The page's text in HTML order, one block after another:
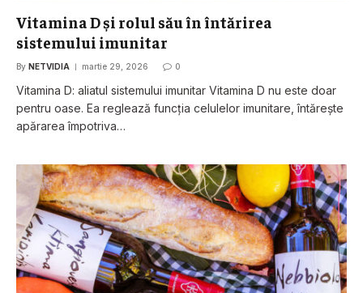
Vitamina D și rolul său în întărirea
sistemului imunitar
By NETVIDIA martie 29, 2026 0
Vitamina D: aliatul sistemului imunitar Vitamina D nu este doar
pentru oase. Ea reglează funcția celulelor imunitare, întărește
apărarea împotriva…